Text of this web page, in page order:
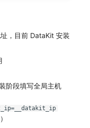
，目前 DataKit 安装
阶段填写全局主机